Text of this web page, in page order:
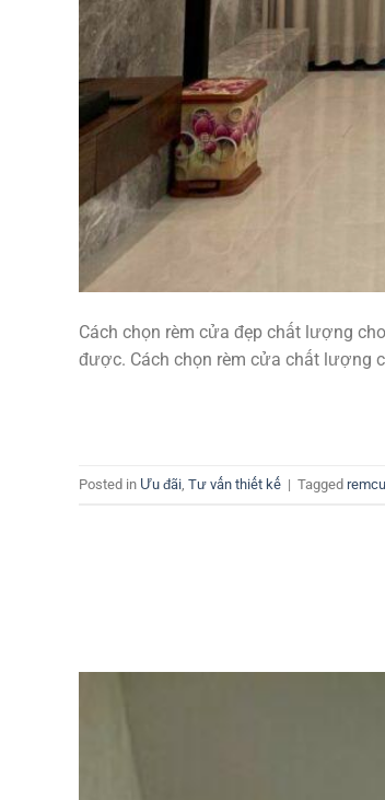
Cách chọn rèm cửa đẹp chất lượng
được. Cách chọn rèm cửa chất lượng
Posted in Ưu đãi Tư vấn thiết kế | Tagged